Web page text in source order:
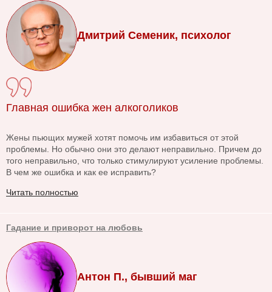
Дмитрий Семеник, психолог
Главная ошибка жен алкоголиков
Жены пьющих мужей хотят помочь им избавиться от этой
проблемы. Но обычно они это делают неправильно. Причем до
того неправильно, что только стимулируют усиление проблемы.
В чем же ошибка и как ее исправить?
Читать полностью
Гадание и приворот на любовь
Антон П., бывший маг